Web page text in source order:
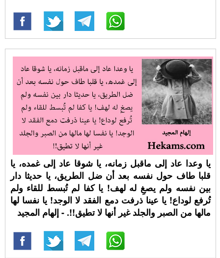
يا وعدا عاد إلى ماقبل زمانه، يا شوقا عاد إلى غمده، يا
قلبا طاف حول نفسه بعد أن ضل الطريق، يا حديثا دار
بين نفسه ولم يصغِ له لهف! يا كفا لم تُبسط للقاء ولم
تُرفع لوداع! يا عينا ذرفت دمع الفقد لا الوجد! يا نفسا لها
مالها من الصبر والجلد غير أنها لا تطيق!!. - إلهام المجيد